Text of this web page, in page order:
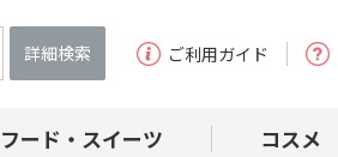
詳細検索 ご利用ガイド
フード・スイーツ コスメ